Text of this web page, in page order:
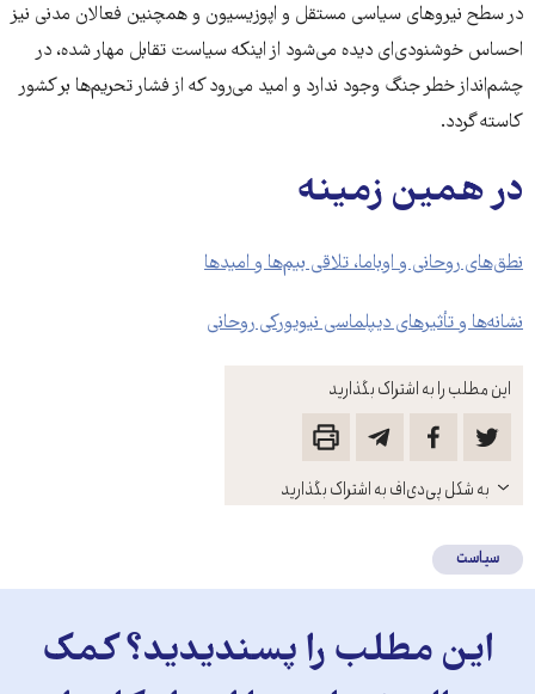
این مطلب را به اشتراک بگذارید
باز
کنید
به شکل پی‌دی‌اف به اشتراک بگذارید
در سطح نیرو‌های سیاسی مستقل و اپوزیسیون و همچنین فعالان مدنی نیز
احساس خوشنودی‌ای دیده می‌شود از اینکه سیاست تقابل مهار شده، در
چشم‌انداز خطر جنگ وجود ندارد و امید می‌رود که از فشار تحریم‌ها بر کشور
کاسته گردد.
در همین زمینه
نطق‌های روحانی و اوباما، تلاقی بیم‌ها و امیدها
نشانه‌ها و تأثیرهای دیپلماسی نیویورکی روحانی
سیاست
این مطلب را پسندیدید؟ کمک